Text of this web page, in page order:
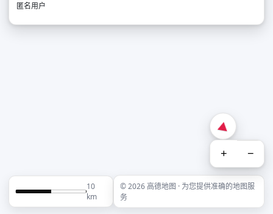
匿名用户
+ −
10
km
© 2026 高德地图 · 为您提供准确的地图服
务